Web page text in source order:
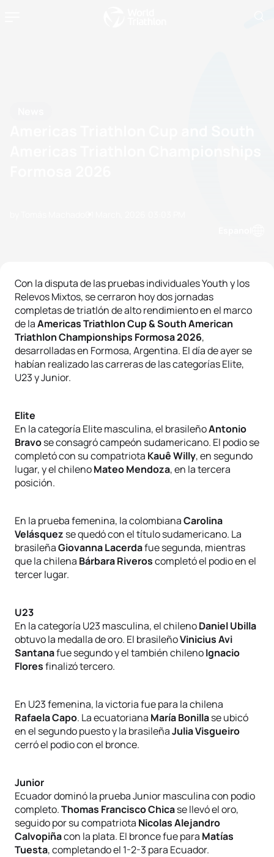
Con la disputa de las pruebas individuales Youth y los
Relevos Mixtos, se cerraron hoy dos jornadas
completas de triatlón de alto rendimiento en el marco
de laAmericas Triathlon Cup & South American
Triathlon Championships Formosa 2026,
desarrolladas en Formosa, Argentina. El día de ayer se
habían realizado las carreras de las categorías Elite,
U23 y Junior.
Elite
En la categoría Elite masculina, el brasileñoAntonio
Bravose consagró campeón sudamericano. El podio se
completó con su compatriota Kauê Willy, en segundo
lugar, y el chilenoMateo Mendoza, en la tercera
posición.
En la prueba femenina, la colombianaCarolina
Velásquez se quedó con el título sudamericano. La
brasileñaGiovanna Lacerdafue segunda, mientras
que la chilena Bárbara Riveroscompletó el podio en el
tercer lugar.
U23
En la categoría U23 masculina, el chilenoDaniel Ubilla
obtuvo la medalla de oro. El brasileñoVinicius Avi
Santanafue segundo y el también chilenoIgnacio
Floresfinalizó tercero.
En U23 femenina, la victoria fue para la chilena
Rafaela Capo. La ecuatoriana María Bonillase ubicó
en el segundo puesto y la brasileñaJulia Visgueiro
cerró el podio con el bronce.
Junior
Ecuador dominó la prueba Junior masculina con podio
completo.Thomas Francisco Chicase llevó el oro,
seguido por su compatriota Nicolas Alejandro
Calvopiñacon la plata. El bronce fue para Matías
Tuesta, completando el 1-2-3 para Ecuador.